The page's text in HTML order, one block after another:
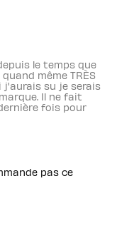
le temps que
même TRÈS
j'aurais su je serais
Il ne fait
fois pour
pas ce